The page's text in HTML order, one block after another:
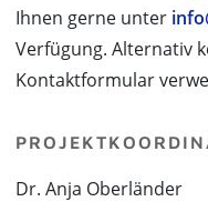
Ihnen gerne unter
Verfügung. Alternativ
Kontaktformular
Dr. Anja Oberländer